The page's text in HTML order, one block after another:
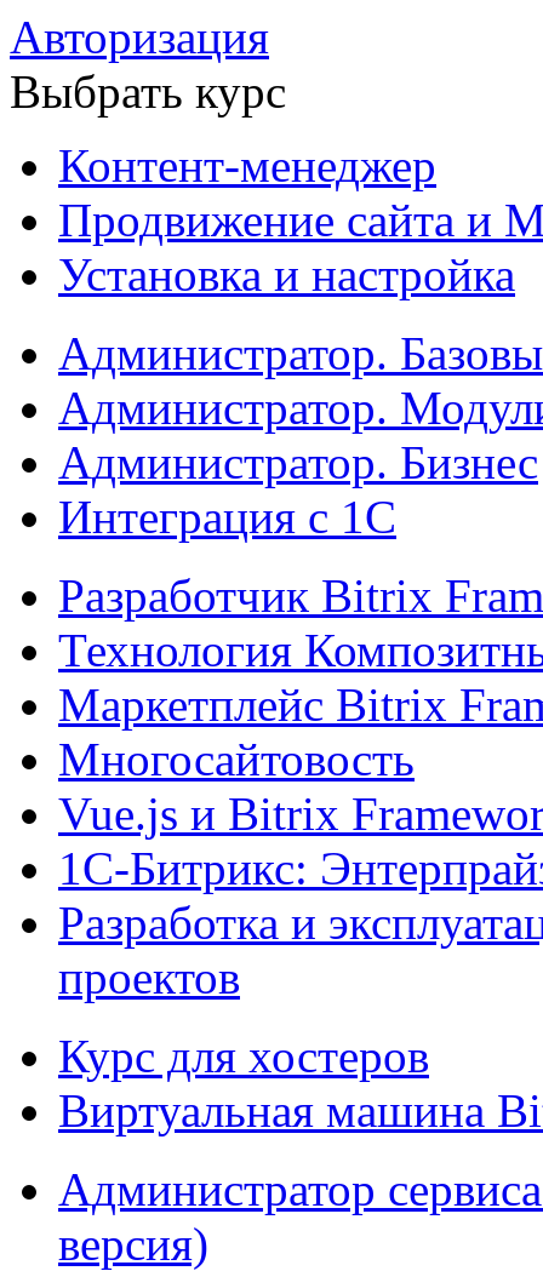
Авторизация
Выбрать курс
Контент-менеджер
Продвижение сайта и
Установка и настройка
Администратор.
Администратор.
Администратор. Бизнес
Интеграция с 1С
Разработчик Bitrix
Технология
Маркетплейс Bitrix
Многосайтовость
Vue.js и Bitrix
1С-Битрикс:
Разработка и
проектов
Курс для хостеров
Виртуальная машина
Администратор
версия)